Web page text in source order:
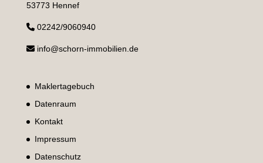
53773 Hennef
02242/9060940
info@schorn-immobilien.de
Maklertagebuch
Datenraum
Kontakt
Impressum
Datenschutz